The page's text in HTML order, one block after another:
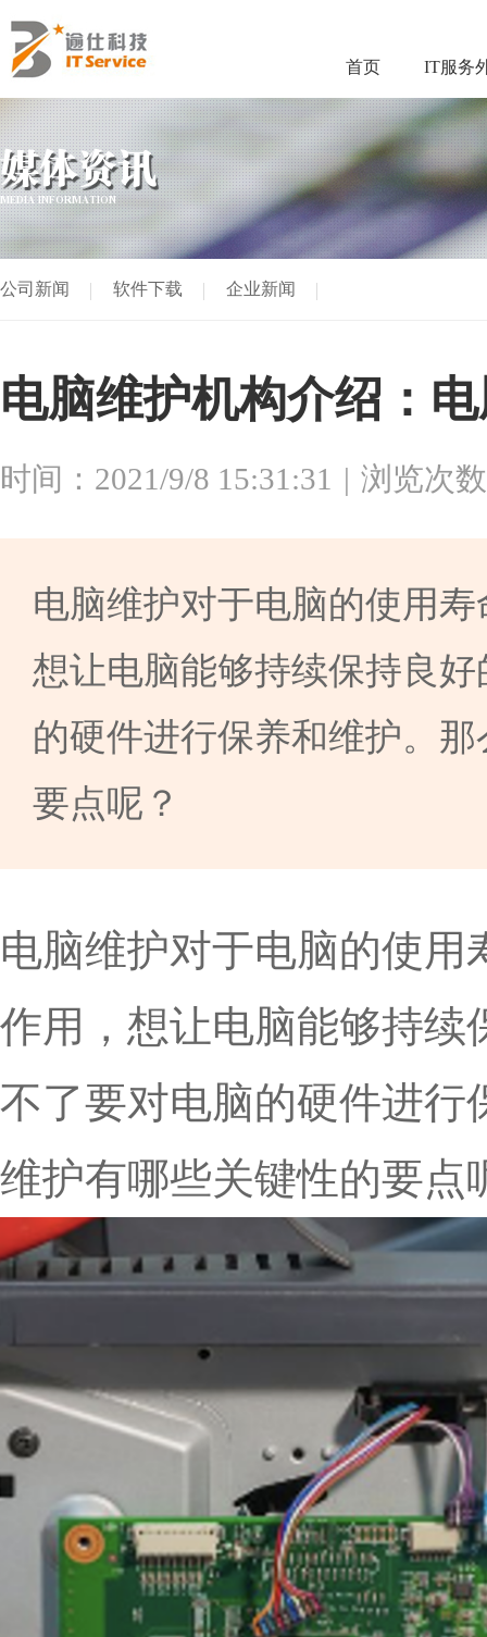
首页 IT服务
媒体资讯
MEDIA INFORMATION
公司新闻 软件下载 企业新闻
电脑维护机构介绍：
时间：2021/9/8 15:31:31 浏览次
电脑维护对于电脑的使用
想让电脑能够持续保持良
的硬件进行保养和维护。
要点呢？
电脑维护对于电脑的使
作用，想让电脑能够持续
不了要对电脑的硬件进行
维护有哪些关键性的要点